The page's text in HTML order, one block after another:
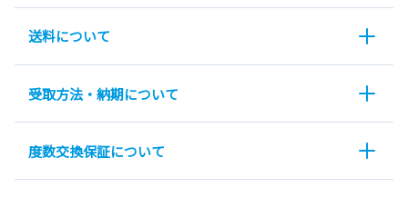
送料について
受取方法・納期について
度数交換保証について